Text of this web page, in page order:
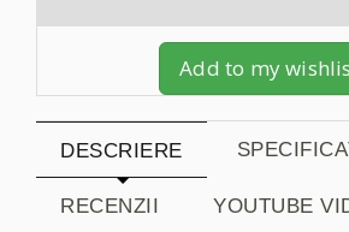
Add to my
DESCRIERE
RECENZII YOUTUBE